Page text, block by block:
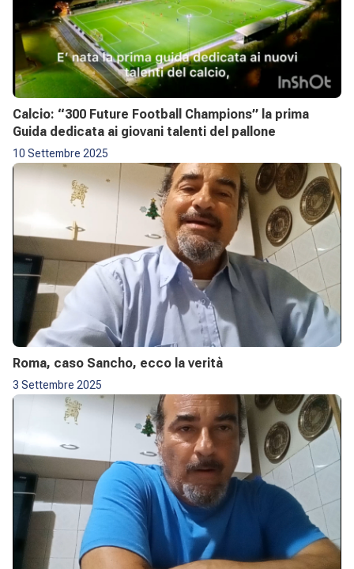
Calcio: “300 Future Football Champions” la prima
Guida dedicata ai giovani talenti del pallone
10 Settembre 2025
Roma, caso Sancho, ecco la verità
3 Settembre 2025